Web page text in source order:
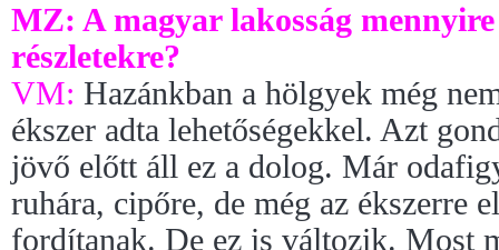
MZ: A magyar lakosság
részletekre?
VM: Hazánkban a hölgyek még
ékszer adta lehetőségekkel. Azt
jövő előtt áll ez a dolog. Már
ruhára, cipőre, de még az ékszerre
fordítanak. De ez is változik. Most